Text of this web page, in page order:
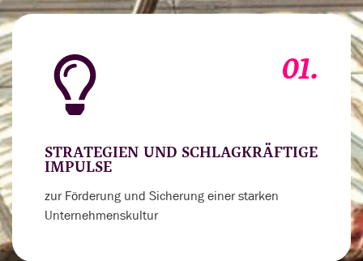
01.
STRATEGIEN UND SCHLAGKRÄFTIGE
IMPULSE
zur Förderung und Sicherung einer starken
Unternehmenskultur